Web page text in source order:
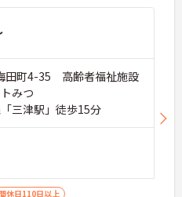
田町4-35 高齢者福祉施設
みつ
三津駅」徒歩15分
休日110日以上